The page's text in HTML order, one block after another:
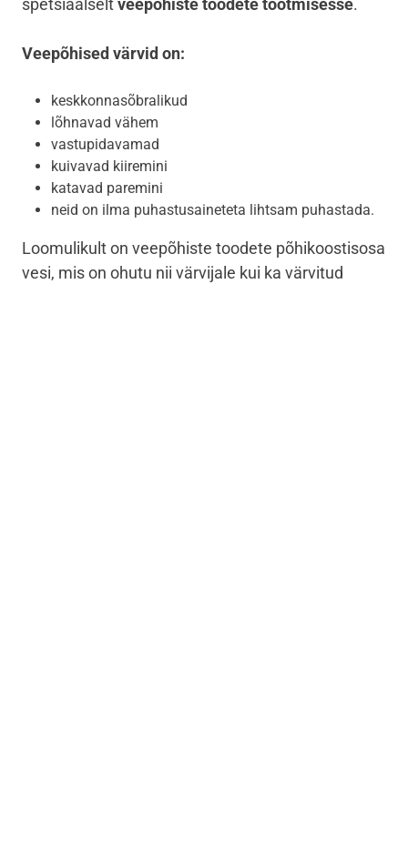
spetsiaalseltveepõhiste toodete tootmisesse.
Veepõhised värvid on:
keskkonnasõbralikud
lõhnavad vähem
vastupidavamad
kuivavad kiiremini
katavad paremini
neid on ilma puhastusaineteta lihtsam puhastada.
Loomulikult on veepõhiste toodete põhikoostisosa
vesi, mis on ohutu nii värvijale kui ka värvitud